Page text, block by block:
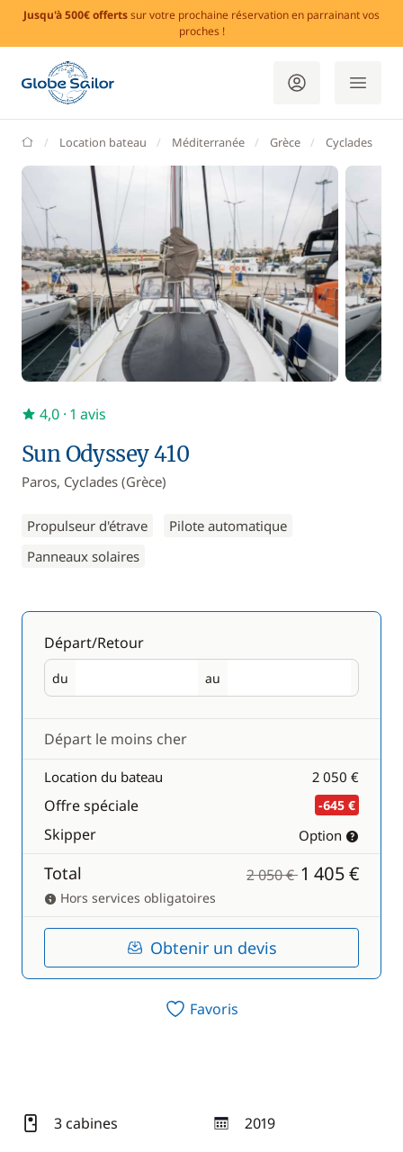
Jusqu'à 500€ offertssur votre prochaine réservation en parrainant vos
proches !
GlobeSailor
Location bateau Méditerranée Grèce Cyclades
Sun Odyssey 410
Paros, Cyclades (Grèce)
Propulseur d'étrave
Pilote automatique
Panneaux solaires
4,0 · 1 avis
Départ/Retour
du
Départ au
Retour
Départ le moins cher
Location du bateau 2 050 €
Offre spéciale -645 €
Skipper Option
Total 2 050 €1 405 €
Hors services obligatoires
Obtenir un devis
Favoris
3 cabines 2019
année